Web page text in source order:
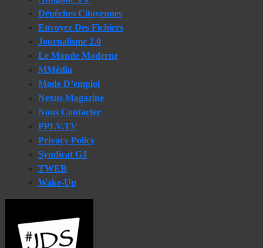
Dépêches Citoyennes
Envoyez Des Fichiers
Journalisme 2.0
Le Monde Moderne
MMédia
Mode D’emploi
Nexus Magazine
Nous Contacter
PPLV.TV
Privacy Policy
Syndicat GJ
TWEB
Wake-Up